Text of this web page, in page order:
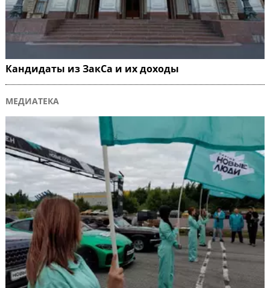
Кандидаты из ЗакСа и их доходы
МЕДИАТЕКА